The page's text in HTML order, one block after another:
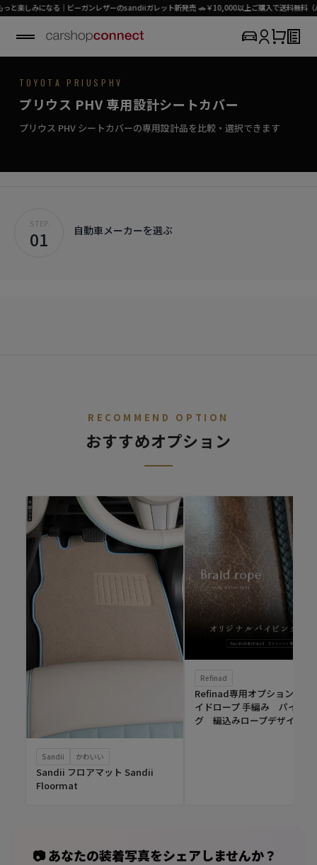
みになる｜ビーガンレザーのsandiiガレット新発売 🚗￥10,000以上ご購入で送料無料（パーツ
TOYOTA / PRIUS PHV
SEAT COVER COLLECTION
PRIUS PHV
専用シートカバー
信頼を重ねる、定番のシートカバー。
初めての方はこちら›
TOYOTA PRIUSPHV
プリウス PHV 専用設計シートカバー
プリウス PHV シートカバーの専用設計品を比較・選択できます
STEP.
01 自動車メーカーを選ぶ
があればご連絡ください。
ファブリック シートカバー診断
RECOMMEND OPTION
おすすめオプション
Sandii かわいい
Sandii フロアマット Sandii
Floormat
Refinad
Refinad専用オプション ブ
イドロープ 手編み パイピン
グ 編込みロープデザイン
📷 あなたの装着写真をシェアしませんか？